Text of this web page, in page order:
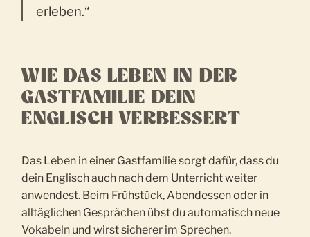
erleben.“
WIE DAS LEBEN IN DER
GASTFAMILIE DEIN
ENGLISCH VERBESSERT
Das Leben in einer Gastfamilie sorgt dafür, dass du
dein Englisch auch nach dem Unterricht weiter
anwendest. Beim Frühstück, Abendessen oder in
alltäglichen Gesprächen übst du automatisch neue
Vokabeln und wirst sicherer im Sprechen.